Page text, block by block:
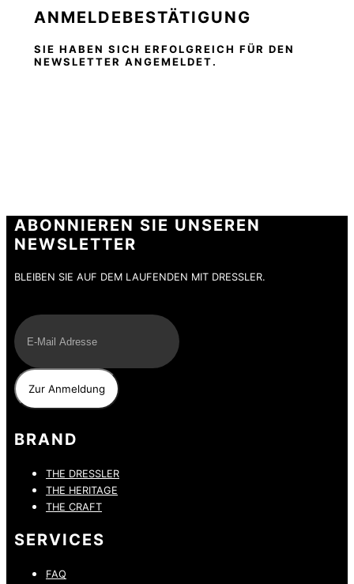
ANMELDEBESTÄTIGUNG
SIE HABEN SICH ERFOLGREICH FÜR DEN
NEWSLETTER ANGEMELDET.
ABONNIEREN SIE UNSEREN
NEWSLETTER
BLEIBEN SIE AUF DEM LAUFENDEN MIT DRESSLER.
BRAND
THE DRESSLER
THE HERITAGE
THE CRAFT
SERVICES
FAQ